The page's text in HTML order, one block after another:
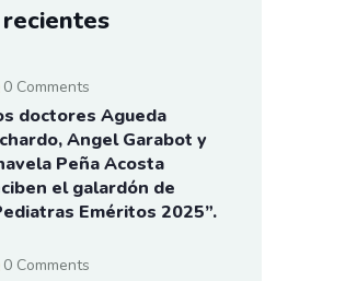
0 Comments
doctores Agueda
Angel Garabot y
Peña Acosta
el galardón de
Eméritos 2025”.
0 Comments